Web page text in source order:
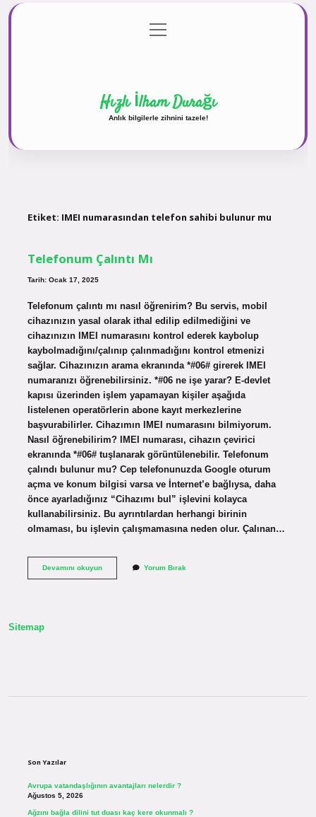
Gizlilik Politikası
menüyü
aç
Hızlı İlham Durağı
Anlık bilgilerle zihnini tazele!
Etiket: IMEI numarasından telefon sahibi bulunur mu
Telefonum Çalıntı Mı
Tarih: Ocak 17, 2025
Telefonum çalıntı mı nasıl öğrenirim? Bu servis, mobil
cihazınızın yasal olarak ithal edilip edilmediğini ve
cihazınızın IMEI numarasını kontrol ederek kaybolup
kaybolmadığını/çalınıp çalınmadığını kontrol etmenizi
sağlar. Cihazınızın arama ekranında *#06# girerek IMEI
numaranızı öğrenebilirsiniz. *#06 ne işe yarar? E-devlet
kapısı üzerinden işlem yapamayan kişiler aşağıda
listelenen operatörlerin abone kayıt merkezlerine
başvurabilirler. Cihazımın IMEI numarasını bilmiyorum.
Nasıl öğrenebilirim? IMEI numarası, cihazın çevirici
ekranında *#06# tuşlanarak görüntülenebilir. Telefonum
çalındı bulunur mu? Cep telefonunuzda Google oturum
açma ve konum bilgisi varsa ve İnternet’e bağlıysa, daha
önce ayarladığınız “Cihazımı bul” işlevini kolayca
kullanabilirsiniz. Bu ayrıntılardan herhangi birinin
olmaması, bu işlevin çalışmamasına neden olur. Çalınan…
Devamını okuyunTelefonum
Yorum Bırak
Sitemap
Son Yazılar
Avrupa vatandaşlığının avantajları nelerdir ?
Ağustos 5, 2026
Ağzını bağla dilini tut duası kaç kere okunmalı ?